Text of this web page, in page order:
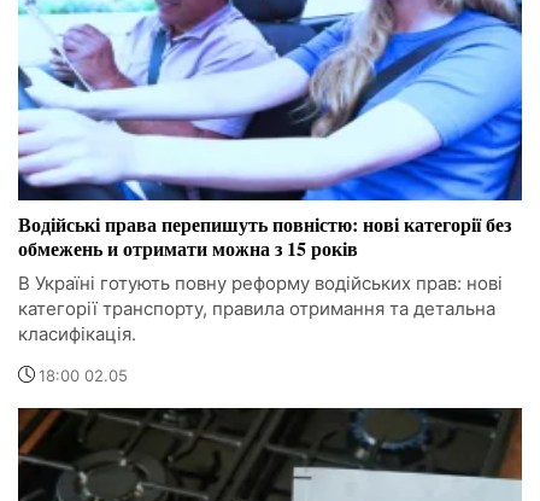
Водійські права перепишуть повністю: нові категорії без
обмежень и отримати можна з 15 років
В Україні готують повну реформу водійських прав: нові
категорії транспорту, правила отримання та детальна
класифікація.
18:00 02.05